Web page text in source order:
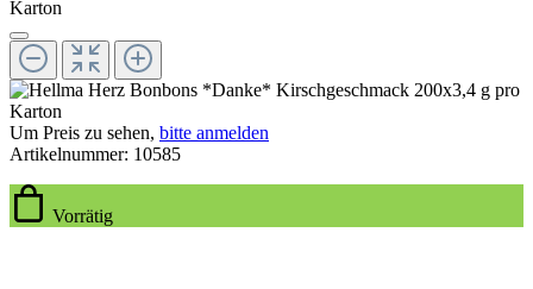
Um Preis zu sehen, bitte anmelden
Artikelnummer: 10585
Vorrätig